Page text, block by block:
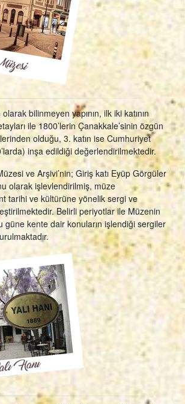
bilinmeyen yapının, ilk iki katının
ile 1800’lerin Çanakkale’sinin özgün
olduğu, 3. katın ise Cumhuriyet
inşa edildiği değerlendirilmektedir.
ve Arşivi’nin; Giriş katı Eyüp Görgüler
olarak işlevlendirilmiş, müze
tarihi ve kültürüne yönelik sergi ve
Belirli periyotlar ile Müzenin
güne kente dair konuların işlendiği sergiler